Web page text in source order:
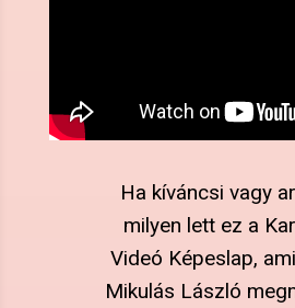
Ha kíváncsi vagy
milyen lett ez a
Videó Képeslap,
Mikulás László